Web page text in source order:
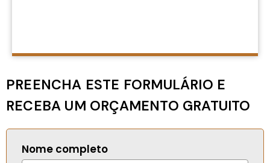
PREENCHA ESTE FORMULÁRIO E
RECEBA UM ORÇAMENTO GRATUITO
Nome completo